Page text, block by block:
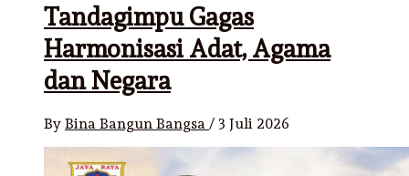
Tandagimpu Gagas
Harmonisasi Adat, Agama
dan Negara
By Bina Bangun Bangsa / 3 Juli 2026